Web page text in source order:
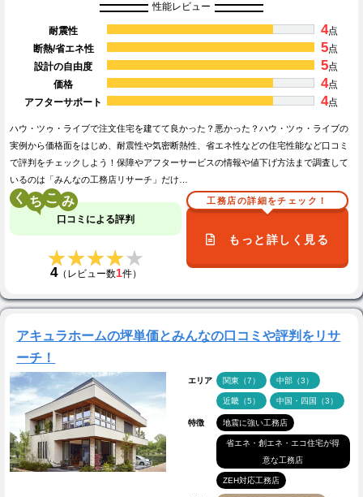
性能レビュー
耐震性 4点
断熱/省エネ性
5点
設計の自由度
5点
価格
4点
アフターサポート
4点
ハウ・ツゥ・ライブで注文住宅を建てて良かった？悪かった？ハウ・ツゥ・ライブの
実例から価格面をはじめ、耐震性や気密断熱性、省エネ性などの住宅性能など口コミ
で評判をチェックしよう！保障やアフターサービスの情報や値下げ方法まで調査して
いるのは「みんなの工務店リサーチ」だけ…
く こ
口コミによる評判
★★★★★
★★★★★
4（レビュー数1件）
工務店の詳細をチェック！
もっと詳しく見る
アキュラホームの坪単価とみんなの口コミや評判をリサ
ーチ！
エリア 関東（7） 中部（3）
近畿（5） 中国・四国（3）
特徴 地震に強い工務店
省エネ・創エネ・エコ住宅が得
意な工務店
ZEH対応工務店